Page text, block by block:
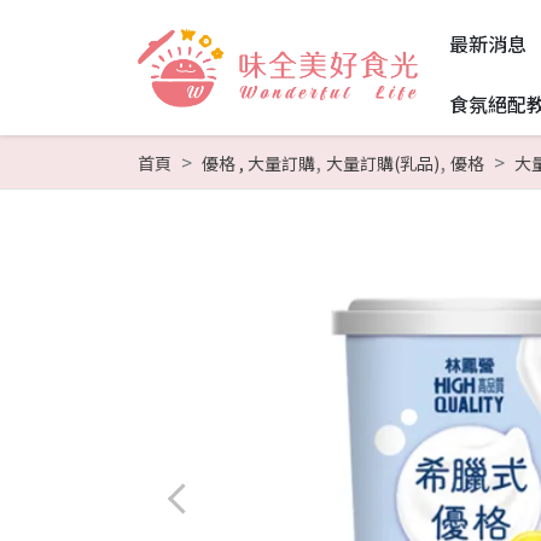
最新消息
食氛絕配
首頁 優格 , 大量訂購, 大量訂購(乳品), 優格 大